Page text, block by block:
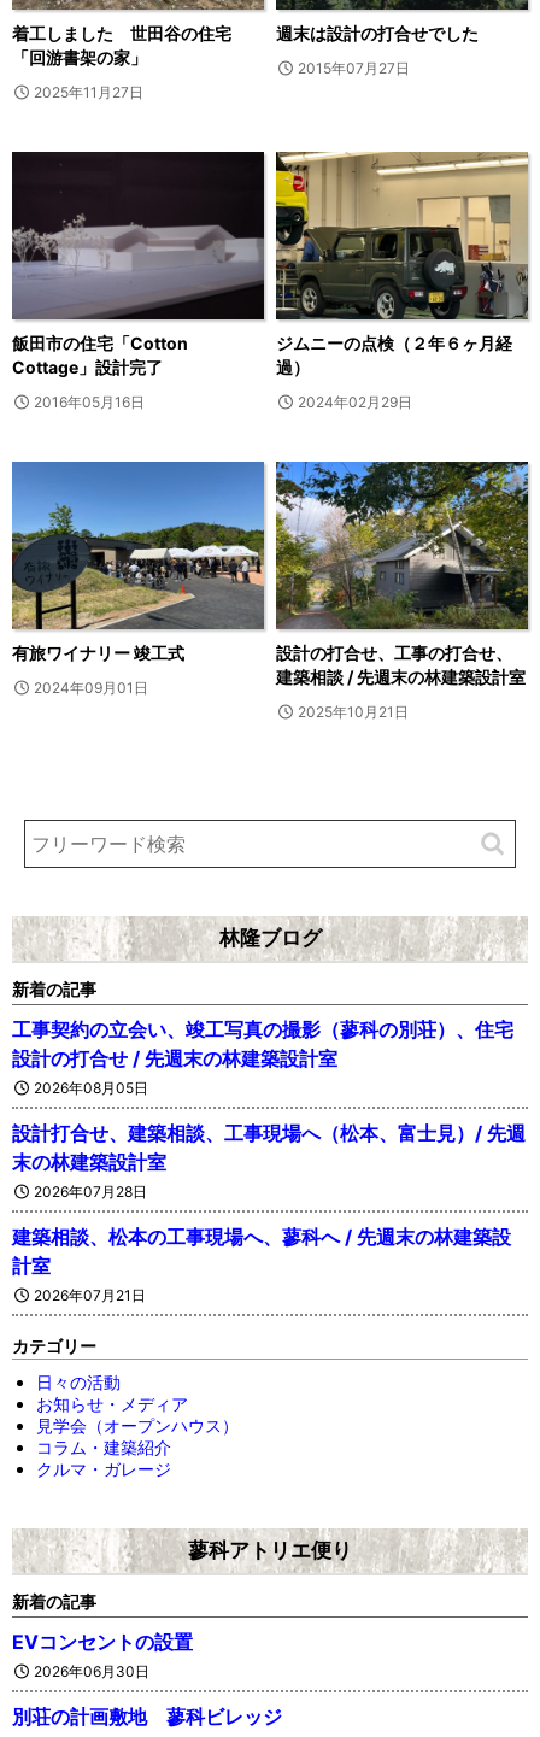
着工しました 世田谷の住宅
「回游書架の家」
2025年11月27日
週末は設計の打合せでした
2015年07月27日
飯田市の住宅「Cotton
Cottage」設計完了
2016年05月16日
ジムニーの点検（２年６ヶ月経
過）
2024年02月29日
有旅ワイナリー 竣工式
2024年09月01日
設計の打合せ、工事の打合せ、
建築相談 / 先週末の林建築設計室
2025年10月21日
林隆ブログ
新着の記事
工事契約の立会い、竣工写真の撮影（蓼科の別荘）、住宅
設計の打合せ / 先週末の林建築設計室
2026年08月05日
設計打合せ、建築相談、工事現場へ（松本、富士見）/ 先週
末の林建築設計室
2026年07月28日
建築相談、松本の工事現場へ、蓼科へ / 先週末の林建築設
計室
2026年07月21日
カテゴリー
日々の活動
お知らせ・メディア
見学会（オープンハウス）
コラム・建築紹介
クルマ・ガレージ
蓼科アトリエ便り
新着の記事
EVコンセントの設置
2026年06月30日
別荘の計画敷地 蓼科ビレッジ